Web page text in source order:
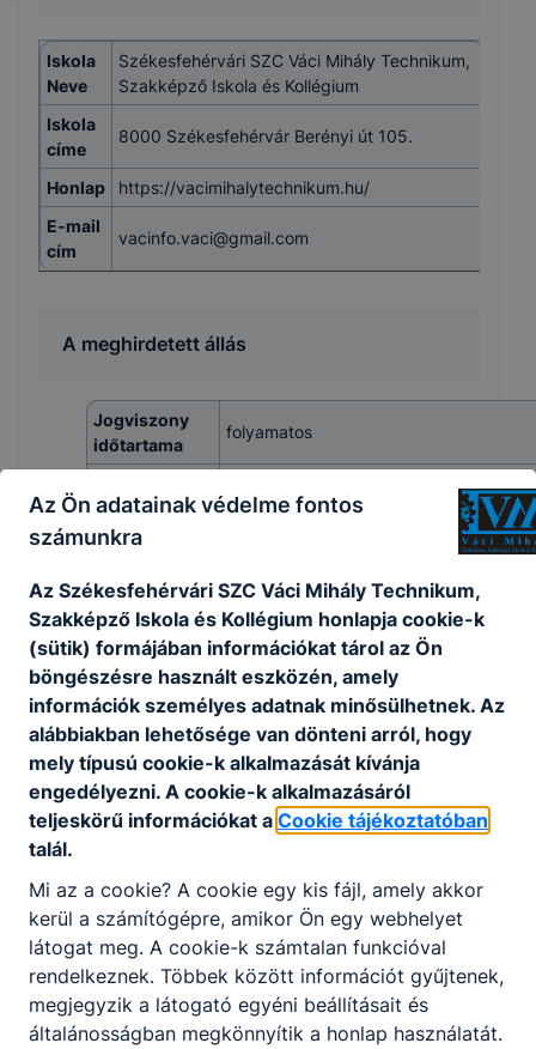
Iskola
Neve
Székesfehérvári SZC Váci Mihály Technikum,
Szakképző Iskola és Kollégium
Iskola
címe
8000 Székesfehérvár Berényi út 105.
Honlap
https://vacimihalytechnikum.hu/
E-mail
cím
vacinfo.vaci@gmail.com
A meghirdetett állás
Jogviszony
időtartama
folyamatos
jellege
teljes munkaidő
Munkavégzés
Feladat típusa
Illetmény
Elvárt
képzettség
villamosmérnök végzettség
Leírás
Betölthetőség
időpontja
folyamatos
Jelentkezés
módja
Várjuk jelentkezését!
Az Ön adatainak védelme fontos
számunkra
Az Székesfehérvári SZC Váci Mihály Technikum,
Szakképző Iskola és Kollégium honlapja cookie-k
(sütik) formájában információkat tárol az Ön
böngészésre használt eszközén, amely
információk személyes adatnak minősülhetnek. Az
alábbiakban lehetősége van dönteni arról, hogy
mely típusú cookie-k alkalmazását kívánja
engedélyezni. A cookie-k alkalmazásáról
teljeskörű információkat a Cookie tájékoztatóban
talál.
Mi az a cookie? A cookie egy kis fájl, amely akkor
kerül a számítógépre, amikor Ön egy webhelyet
látogat meg. A cookie-k számtalan funkcióval
rendelkeznek. Többek között információt gyűjtenek,
megjegyzik a látogató egyéni beállításait és
általánosságban megkönnyítik a honlap használatát.